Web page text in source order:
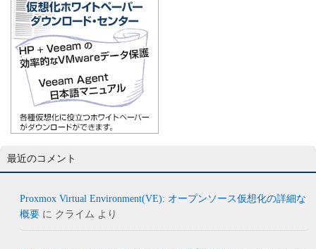
最近のコメント
Proxmox Virtual Environment(VE): オープンソース仮想化の詳細な
概要 に クライム より